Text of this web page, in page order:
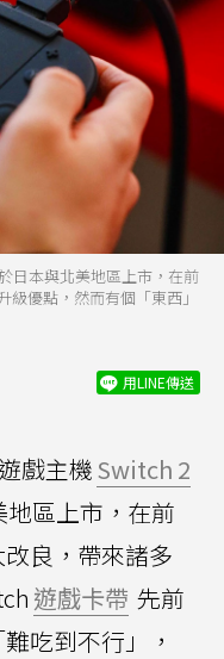
日本與北美地區上市，在前
優點，然而有個「東西」
用LINE傳送
戲主機Switch 2
區上市，在前
良，帶來諸多
遊戲卡帶 先前
吃到不行」，